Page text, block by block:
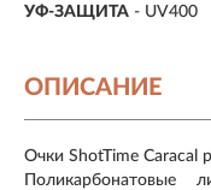
УФ-ЗАЩИТА - UV400
ОПИСАНИЕ
Очки ShotTime Caracal
Поликарбонатовые